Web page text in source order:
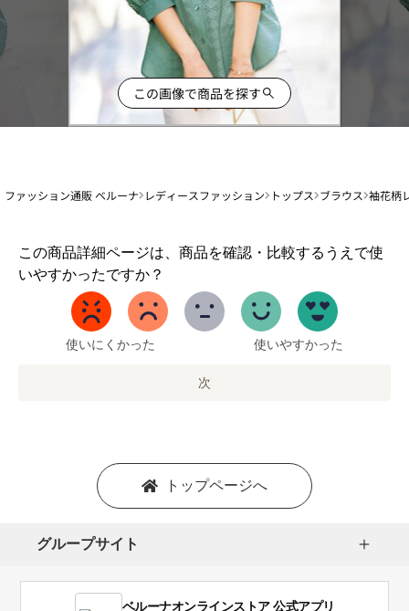
この画像で商品を探す
ファッション通販 ベルーナ レディースファッション トップス ブラウス 袖花柄
この商品詳細ページは、商品を確認・比較するうえで使
いやすかったですか？
1
か
使いにくかった 使いやすかった
次
トップページへ
グループサイト
ベルーナオンラインストア 公式アプリ